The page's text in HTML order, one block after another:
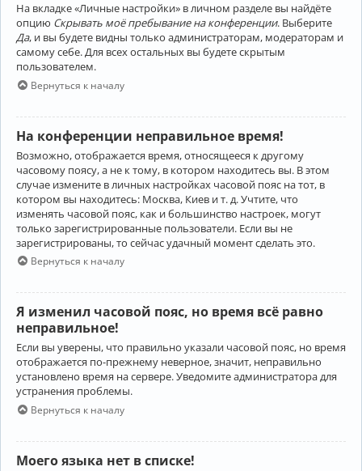
На вкладке «Личные настройки» в личном разделе вы найдёте
опцию Скрывать моё пребывание на конференции. Выберите
Да, и вы будете видны только администраторам, модераторам и
самому себе. Для всех остальных вы будете скрытым
пользователем.
Вернуться к началу
На конференции неправильное время!
Возможно, отображается время, относящееся к другому
часовому поясу, а не к тому, в котором находитесь вы. В этом
случае измените в личных настройках часовой пояс на тот, в
котором вы находитесь: Москва, Киев и т. д. Учтите, что
изменять часовой пояс, как и большинство настроек, могут
только зарегистрированные пользователи. Если вы не
зарегистрированы, то сейчас удачный момент сделать это.
Вернуться к началу
Я изменил часовой пояс, но время всё равно
неправильное!
Если вы уверены, что правильно указали часовой пояс, но время
отображается по-прежнему неверное, значит, неправильно
установлено время на сервере. Уведомите администратора для
устранения проблемы.
Вернуться к началу
Моего языка нет в списке!